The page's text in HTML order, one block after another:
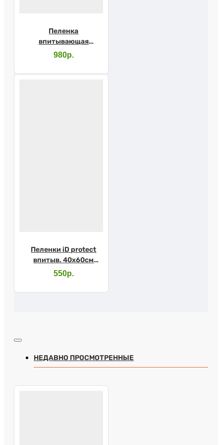
Пеленка
впитывающая
LUXSAN 80х180см
980р.
Пеленки iD protect
впитыв. 40х60см
№30
550р.
НЕДАВНО ПРОСМОТРЕННЫЕ